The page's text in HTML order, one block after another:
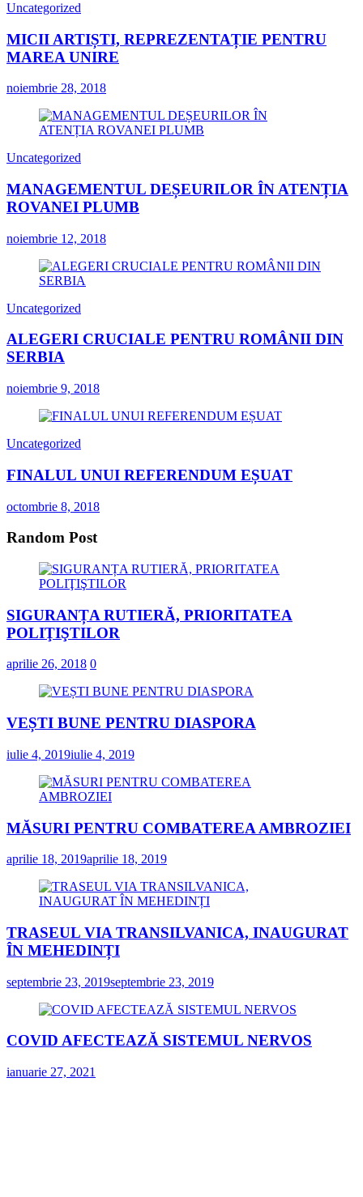
Uncategorized
MICII ARTIȘTI, REPREZENTAȚIE PENTRU
MAREA UNIRE
noiembrie 28, 2018
Uncategorized
MANAGEMENTUL DEȘEURILOR ÎN ATENȚIA
ROVANEI PLUMB
noiembrie 12, 2018
Uncategorized
ALEGERI CRUCIALE PENTRU ROMÂNII DIN
SERBIA
noiembrie 9, 2018
Uncategorized
FINALUL UNUI REFERENDUM EȘUAT
octombrie 8, 2018
Random Post
SIGURANȚA RUTIERĂ, PRIORITATEA
POLIŢIŞTILOR
aprilie 26, 2018 0
VEȘTI BUNE PENTRU DIASPORA
iulie 4, 2019iulie 4, 2019
MĂSURI PENTRU COMBATEREA AMBROZIEI
aprilie 18, 2019aprilie 18, 2019
TRASEUL VIA TRANSILVANICA, INAUGURAT
ÎN MEHEDINȚI
septembrie 23, 2019septembrie 23, 2019
COVID AFECTEAZĂ SISTEMUL NERVOS
ianuarie 27, 2021